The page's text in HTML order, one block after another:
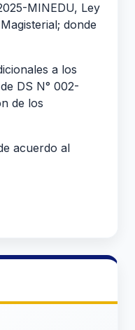
MINEDU, Ley
donde
a los
DS N° 002-
de los
acuerdo al